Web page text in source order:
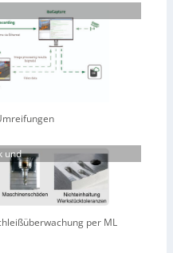
und
per ML